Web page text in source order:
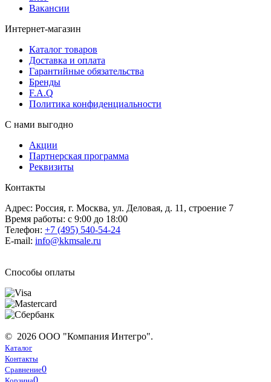
Вакансии
Интернет-магазин
Каталог товаров
Доставка и оплата
Гарантийные обязательства
Бренды
F.A.Q
Политика конфиденциальности
С нами выгодно
Акции
Партнерская программа
Реквизиты
Контакты
Адрес: Россия, г. Москва, ул. Деловая, д. 11, строение 7
Время работы: с 9:00 до 18:00
Телефон: +7 (495) 540-54-24
E-mail: info@kkmsale.ru
Способы оплаты
© 2026 ООО "Компания Интегро".
Каталог
Контакты
Сравнение0